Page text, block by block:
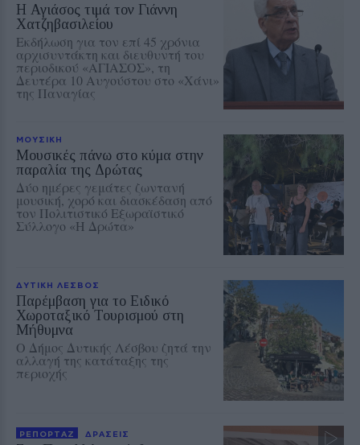
Η Αγιάσος τιμά τον Γιάννη
Χατζηβασιλείου
Εκδήλωση για τον επί 45 χρόνια
αρχισυντάκτη και διευθυντή του
περιοδικού «ΑΓΙΑΣΟΣ», τη
Δευτέρα 10 Αυγούστου στο «Χάνι»
της Παναγίας
ΜΟΥΣΙΚΗ
Μουσικές πάνω στο κύμα στην
παραλία της Δρώτας
Δύο ημέρες γεμάτες ζωντανή
μουσική, χορό και διασκέδαση από
τον Πολιτιστικό Εξωραϊστικό
Σύλλογο «Η Δρώτα»
ΔΥΤΙΚΗ ΛΕΣΒΟΣ
Παρέμβαση για το Ειδικό
Χωροταξικό Τουρισμού στη
Μήθυμνα
Ο Δήμος Δυτικής Λέσβου ζητά την
αλλαγή της κατάταξης της
περιοχής
ΡΕΠΟΡΤΑΖ ΔΡΑΣΕΙΣ